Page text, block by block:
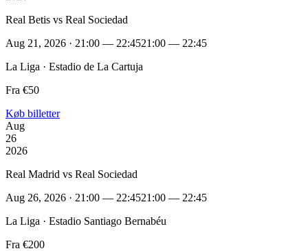
Real Betis vs Real Sociedad
Aug 21, 2026 · 21:00 — 22:4521:00 — 22:45
La Liga · Estadio de La Cartuja
Fra €50
Køb billetter
Aug
26
2026
Real Madrid vs Real Sociedad
Aug 26, 2026 · 21:00 — 22:4521:00 — 22:45
La Liga · Estadio Santiago Bernabéu
Fra €200